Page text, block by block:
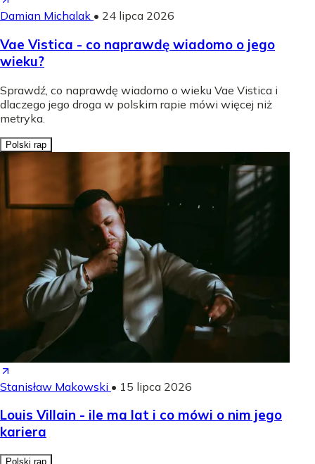
Damian Michalak • 24 lipca 2026
Vae Vistica - co naprawdę wiadomo o jego
wieku?
Sprawdź, co naprawdę wiadomo o wieku Vae Vistica i
dlaczego jego droga w polskim rapie mówi więcej niż
metryka.
Polski rap
Stanisław Makowski • 15 lipca 2026
Louis Villain - ile ma lat i co mówi o nim jego
kariera
Polski rap